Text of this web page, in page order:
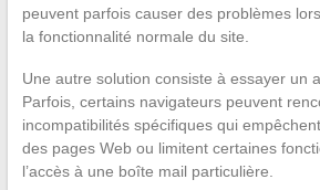
peuvent parfois causer des problèmes
la fonctionnalité normale du site.
Une autre solution consiste à essayer un
Parfois, certains navigateurs peuvent
incompatibilités spécifiques qui
des pages Web ou limitent certaines
l’accès à une boîte mail particulière.